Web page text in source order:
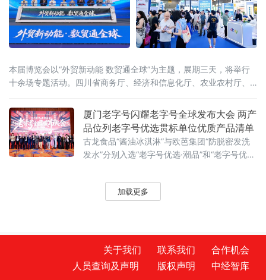
本届博览会以“外贸新动能 数贸通全球”为主题，展期三天，将举行
十余场专题活动。四川省商务厅、经济和信息化厅、农业农村厅、
规模空前：九大综试区与300家工厂集结“出海”本届博览会展览面积
约2万平方米，设置跨境电商综试区、出口平
厦门老字号闪耀老字号全球发布大会 两产
品位列老字号优选贯标单位优质产品清单
古龙食品“酱油冰淇淋”与欧芭集团“防脱密发洗
发水”分别入选“老字号优选·潮品”和“老字号优选
主题，由中国中小商业企业协会、数字创新专
业委员会、老字号协同创新中心（传播推广）
加载更多
关于我们 联系我们
合作机会
人员查询及声明
版权声明 中经智库